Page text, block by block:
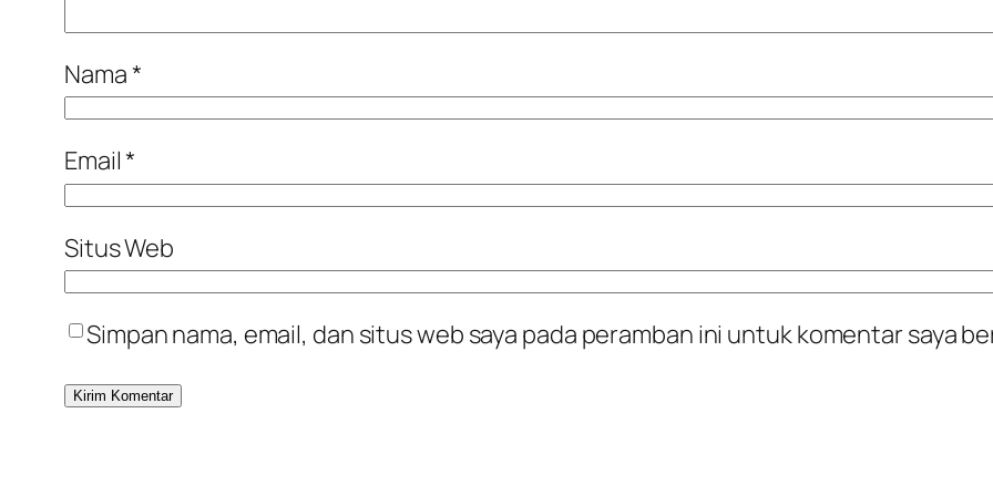
Nama*
Email*
Situs Web
Simpan nama, email, dan situs web saya pada peramban ini untuk komentar saya